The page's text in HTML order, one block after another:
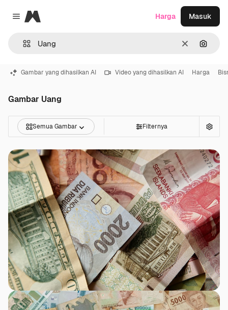
Close menu
Magnific
Jernih
Harga Masuk
Gambar yang dihasilkan AI Video yang dihasilkan AI Harga
Gambar Uang
Semua Gambar Filternya